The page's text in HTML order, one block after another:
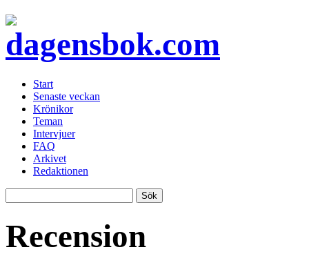
Start
Senaste veckan
Krönikor
Teman
Intervjuer
FAQ
Arkivet
Redaktionen
Recension